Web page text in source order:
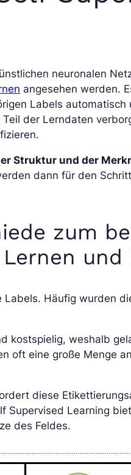
neuronalen
angesehen werden.
Labels
der Lerndaten
Struktur und der
dann für den
zum
und
Häufig wurden
kostspielig, weshalb
oft eine große Menge
diese
Supervised Learning
des Feldes.